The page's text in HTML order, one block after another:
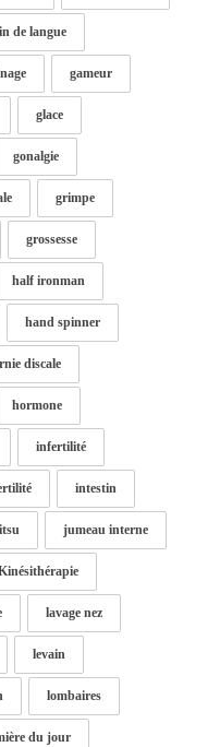
de langue
gameur
glace
gonalgie
grimpe
grossesse
half ironman
hand spinner
discale
hormone
infertilité
intestin
jumeau interne
lavage nez
levain
lombaires
du jour